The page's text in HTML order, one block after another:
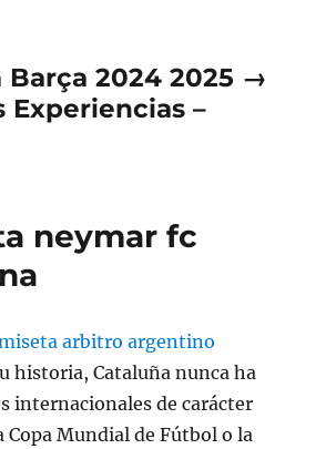
Barça 2024 2025 →
Experiencias –
neymar fc
historia, Cataluña nunca ha
internacionales de carácter
Copa Mundial de Fútbol o la